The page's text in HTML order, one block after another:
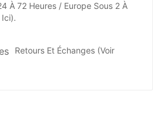
À 72 Heures / Europe Sous 2 À
Ici).
Retours Et Échanges (Voir